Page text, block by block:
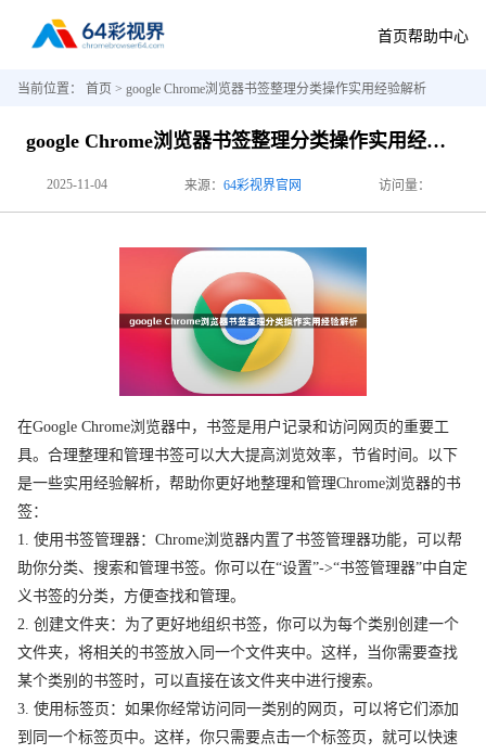
首页帮助中心
当前位置： 首页 > google Chrome浏览器书签整理分类操作实用经验解析
google Chrome浏览器书签整理分类操作实用经验解析
2025-11-04 来源： 64彩视界官网 访问量：
在Google Chrome浏览器中，书签是用户记录和访问网页的重要工
具。合理整理和管理书签可以大大提高浏览效率，节省时间。以下
是一些实用经验解析，帮助你更好地整理和管理Chrome浏览器的书
签：
1. 使用书签管理器：Chrome浏览器内置了书签管理器功能，可以帮
助你分类、搜索和管理书签。你可以在“设置”->“书签管理器”中自定
义书签的分类，方便查找和管理。
2. 创建文件夹：为了更好地组织书签，你可以为每个类别创建一个
文件夹，将相关的书签放入同一个文件夹中。这样，当你需要查找
某个类别的书签时，可以直接在该文件夹中进行搜索。
3. 使用标签页：如果你经常访问同一类别的网页，可以将它们添加
到同一个标签页中。这样，你只需要点击一个标签页，就可以快速